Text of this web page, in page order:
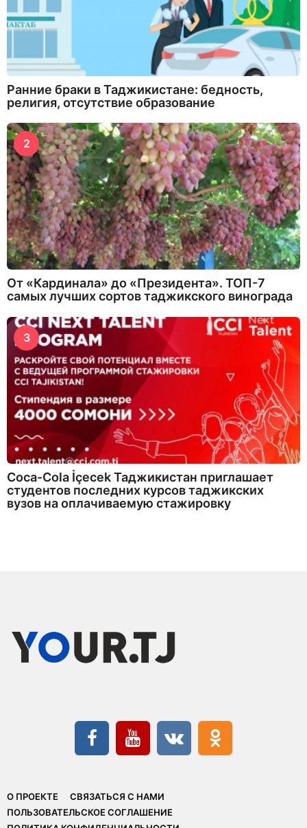
Ранние браки в Таджикистане: бедность,
религия, отсутствие образование
2
От «Кардинала» до «Президента». ТОП-7
самых лучших сортов таджикского винограда
3
Coca-Cola İçecek Таджикистан приглашает
студентов последних курсов таджикских
вузов на оплачиваемую стажировку
О ПРОЕКТЕ
СВЯЗАТЬСЯ С НАМИ
ПОЛЬЗОВАТЕЛЬСКОЕ СОГЛАШЕНИЕ